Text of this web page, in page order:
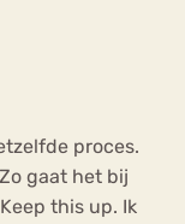
proces.
gaat het bij
this up. Ik